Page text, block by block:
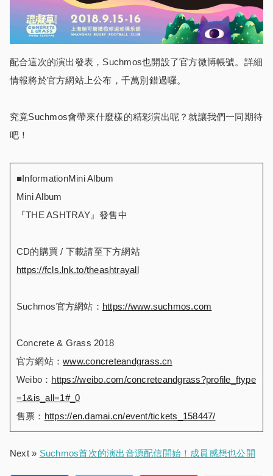
配合這次的演出發表，Suchmos也開設了官方微博帳號。詳細
情報將於官方網站上公布，千萬別錯過囉。
究竟Suchmos會帶來什麼樣的精彩演出呢？就讓我們一同期待
吧！
■InformationMini Album
Mini Album
『THE ASHTRAY』發售中
CD的購買 / 下載請至下方網站
https://fcls.lnk.to/theashtrayall
Suchmos官方網站： https://www.suchmos.com
Concrete & Grass 2018
官方網站：www.concreteandgrass.cn
Weibo： https://weibo.com/concreteandgrass?profile_ftype
=1&is_all=1#_0
售票： https://en.damai.cn/event/tickets_158447/
Next » Suchmos首次的演出音源配信開始！成員感想也公開